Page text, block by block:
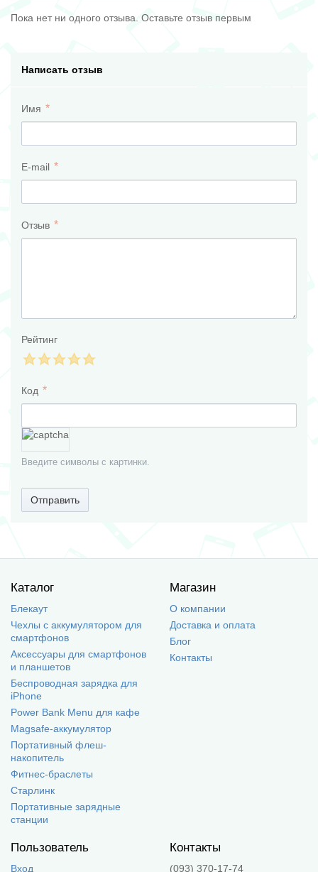
Пока нет ни одного отзыва. Оставьте отзыв первым
Написать отзыв
Имя
E-mail
Отзыв
Рейтинг
Код
Введите символы с картинки.
Отправить
Каталог
Блекаут
Чехлы с аккумулятором для
смартфонов
Аксессуары для смартфонов
и планшетов
Беспроводная зарядка для
iPhone
Power Bank Menu для кафе
Magsafe-аккумулятор
Портативный флеш-
накопитель
Фитнес-браслеты
Старлинк
Портативные зарядные
станции
Магазин
О компании
Доставка и оплата
Блог
Контакты
Пользователь
Вход
Контакты
(093) 370-17-74